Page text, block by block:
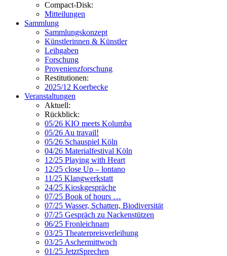
Compact-Disk:
Mitteilungen
Sammlung
Sammlungskonzept
Künstlerinnen & Künstler
Leihgaben
Forschung
Provenienzforschung
Restitutionen:
2025/12 Koerbecke
Veranstaltungen
Aktuell:
Rückblick:
05/26 KIO meets Kolumba
05/26 Au travail!
05/26 Schauspiel Köln
04/26 Materialfestival Köln
12/25 Playing with Heart
12/25 close Up – lontano
11/25 Klangwerkstatt
24/25 Kioskgespräche
07/25 Book of hours …
07/25 Wasser, Schatten, Biodiversität
07/25 Gespräch zu Nackenstützen
06/25 Fronleichnam
03/25 Theaterpreisverleihung
03/25 Aschermittwoch
01/25 JetztSprechen